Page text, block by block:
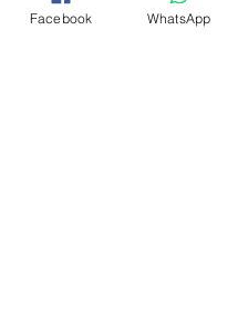
Facebook WhatsApp